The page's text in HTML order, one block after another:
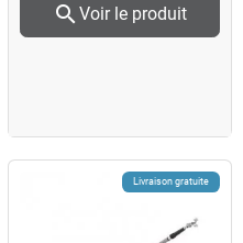
search Voir le produit
Livraison gratuite